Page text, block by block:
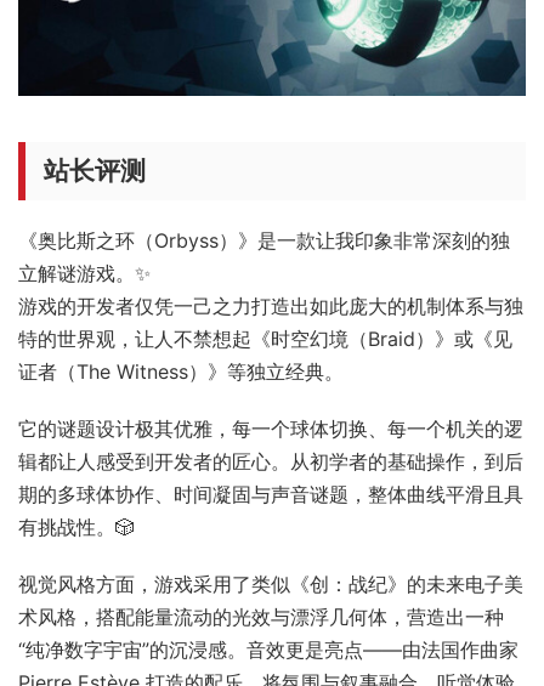
站长评测
《奥比斯之环（Orbyss）》是一款让我印象非常深刻的独
立解谜游戏。✨
游戏的开发者仅凭一己之力打造出如此庞大的机制体系与独
特的世界观，让人不禁想起《时空幻境（Braid）》或《见
证者（The Witness）》等独立经典。
它的谜题设计极其优雅，每一个球体切换、每一个机关的逻
辑都让人感受到开发者的匠心。从初学者的基础操作，到后
期的多球体协作、时间凝固与声音谜题，整体曲线平滑且具
有挑战性。🎲
视觉风格方面，游戏采用了类似《创：战纪》的未来电子美
术风格，搭配能量流动的光效与漂浮几何体，营造出一种
“纯净数字宇宙”的沉浸感。音效更是亮点——由法国作曲家